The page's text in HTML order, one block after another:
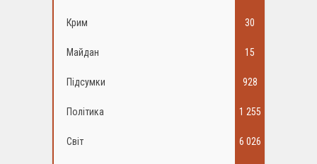
Крим 30
Майдан 15
Підсумки 928
Політика 1 255
Світ 6 026